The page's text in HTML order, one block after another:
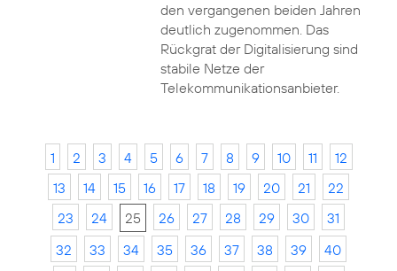
den vergangenen beiden Jahren
deutlich zugenommen. Das
Rückgrat der Digitalisierung sind
stabile Netze der
Telekommunikationsanbieter.
1 2 3 4 5 6 7 8 9 10 11
12
13
14 15 16 17 18 19 20 21
22
23
24 25 26 27 28 29 30
31
32
33 34 35 36 37 38 39
40